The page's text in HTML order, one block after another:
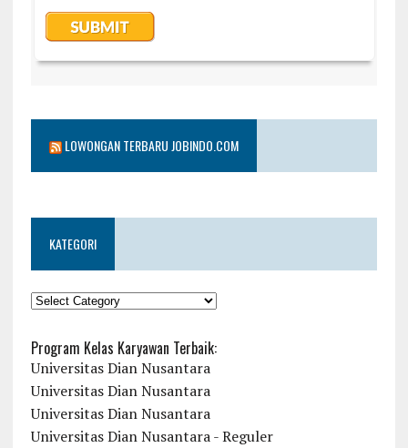
LOWONGAN TERBARU JOBINDO.COM
KATEGORI
KATEGORI
Program Kelas Karyawan Terbaik:
Universitas Dian Nusantara
Universitas Dian Nusantara
Universitas Dian Nusantara
Universitas Dian Nusantara - Reguler